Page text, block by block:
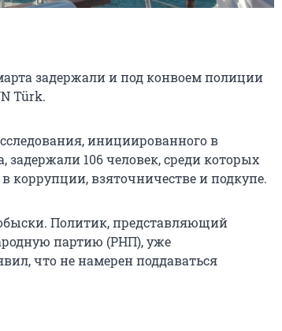
задержали и под конвоем полиции
Türk.
инициированного в
106 человек, среди которых
коррупции, взяточничестве и подкупе.
Политик, представляющий
партию (РНП), уже
что не намерен поддаваться